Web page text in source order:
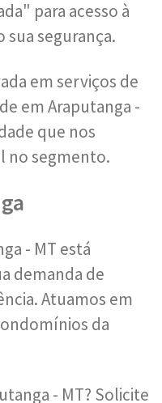
para acesso à
segurança.
em serviços de
em Araputanga -
que nos
no segmento.
- MT está
demanda de
Atuamos em
da
- MT? Solicite